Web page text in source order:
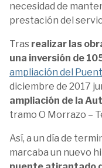
necesidad de
prestación del
Tras realizar las
una inversión de
ampliación del
diciembre de 2017
ampliación de la
tramo O Morrazo –
Así, a un día de
marcaba un nuevo